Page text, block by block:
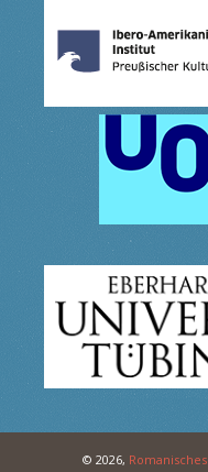
© 2026,